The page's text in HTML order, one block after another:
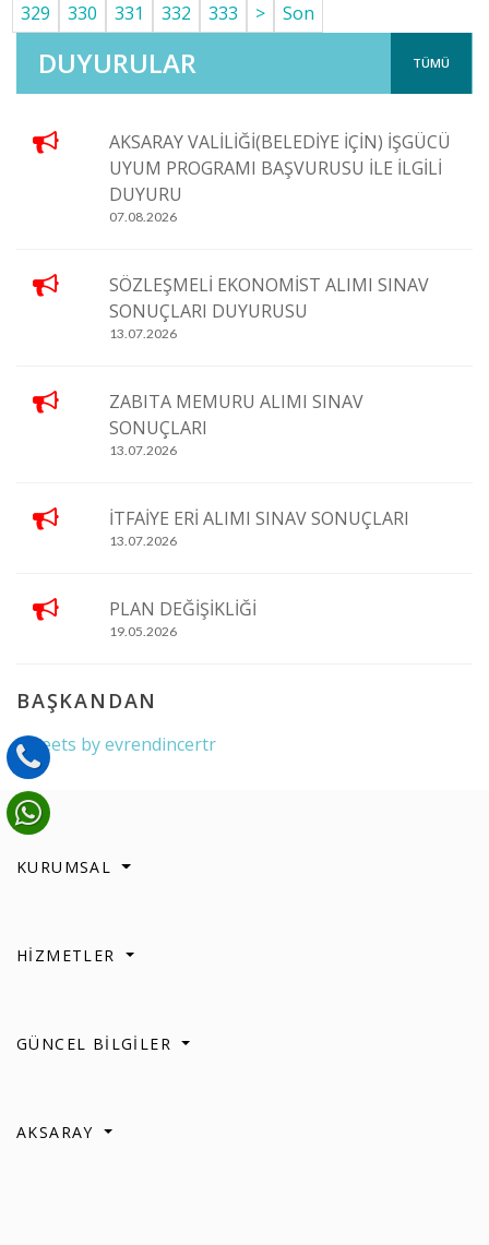
TÜMÜ
DUYURULAR
AKSARAY VALİLİĞİ(BELEDİYE İÇİN) İŞGÜCÜ
UYUM PROGRAMI BAŞVURUSU İLE İLGİLİ
DUYURU
07.08.2026
SÖZLEŞMELİ EKONOMİST ALIMI SINAV
SONUÇLARI DUYURUSU
13.07.2026
ZABITA MEMURU ALIMI SINAV
SONUÇLARI
13.07.2026
İTFAİYE ERİ ALIMI SINAV SONUÇLARI
13.07.2026
PLAN DEĞİŞİKLİĞİ
19.05.2026
BAŞKANDAN
Tweets by evrendincertr
329
330 331 332 333 > Son
KURUMSAL
HİZMETLER
GÜNCEL BİLGİLER
AKSARAY